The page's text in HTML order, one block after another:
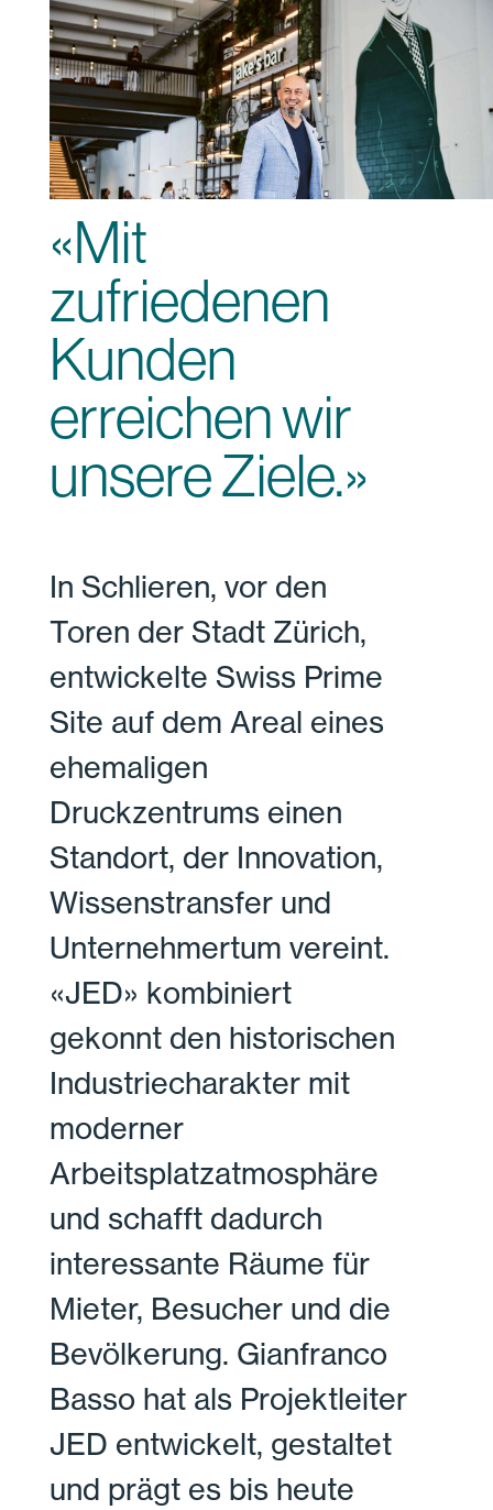
«Mit
zufriedenen
Kunden
erreichen wir
unsere Ziele.»
In Schlieren, vor den
Toren der Stadt Zürich,
entwickelte Swiss Prime
Site auf dem Areal eines
ehemaligen
Druckzentrums einen
Standort, der Innovation,
Wissenstransfer und
Unternehmertum vereint.
«JED» kombiniert
gekonnt den historischen
Industriecharakter mit
moderner
Arbeitsplatzatmosphäre
und schafft dadurch
interessante Räume für
Mieter, Besucher und die
Bevölkerung. Gianfranco
Basso hat als Projektleiter
JED entwickelt, gestaltet
und prägt es bis heute